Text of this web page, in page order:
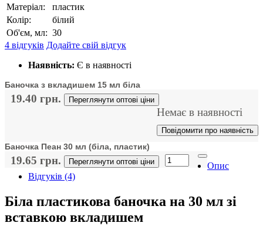
Матеріал:
пластик
Колір:
білий
Об'єм, мл: 30
4 відгуків Додайте свій відгук
Наявність: Є в наявності
Баночка з вкладишем 15 мл біла
19.40 грн. Переглянути оптові ціни
Немає в наявності
Повідомити про наявність
Баночка Пеан 30 мл (біла, пластик)
19.65 грн. Переглянути оптові ціни
Опис
Відгуків (4)
Біла пластикова баночка на 30 мл зі
вставкою вкладишем